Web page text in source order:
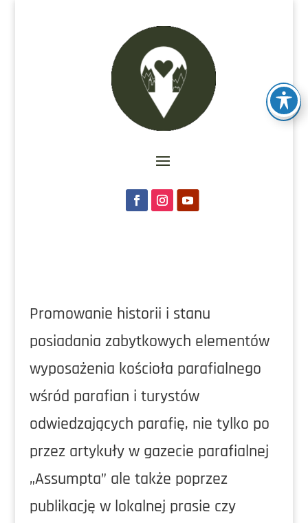
Promowanie historii i stanu
posiadania zabytkowych elementów
wyposażenia kościoła parafialnego
wśród parafian i turystów
odwiedzających parafię, nie tylko po
przez artykuły w gazecie parafialnej
„Assumpta” ale także poprzez
publikację w lokalnej prasie czy